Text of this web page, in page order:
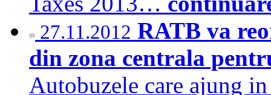
27.11.2012 RATB va
din zona centrala
Autobuzele care ajung